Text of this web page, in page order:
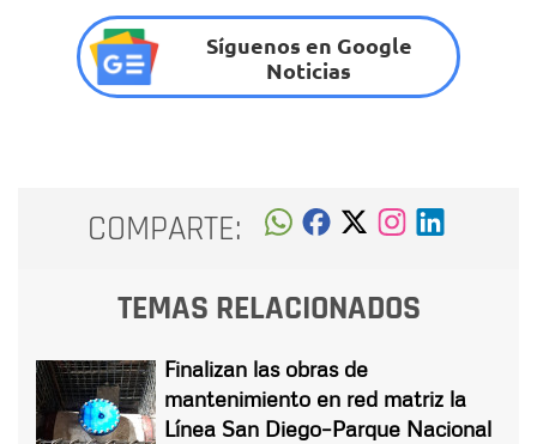
Síguenos en Google
Noticias
COMPARTE:
TEMAS RELACIONADOS
Finalizan las obras de
mantenimiento en red matriz la
Línea San Diego–Parque Nacional